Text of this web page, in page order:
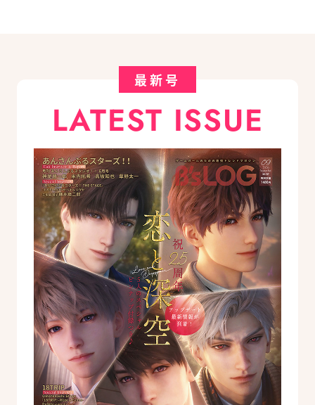
最新号
LATEST ISSUE